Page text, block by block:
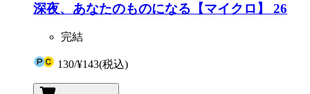
深夜、あなたのものになる【マイクロ】 26
完結
130/¥143(税込)